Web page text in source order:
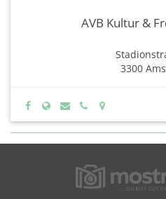
AVB Kultur &
3300